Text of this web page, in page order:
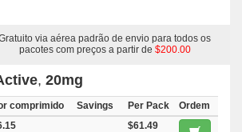
,Aggrenox Caps, Viagra With Fluoxetine,
Plus,Cabgolin, Bimat, Epivir Hbv, Tadacip,
Keflex
via aérea padrão de envio para todos os
pacotes com preços a partir de $200.00
, 20mg
comprimido Savings Per Pack
Ordem
$61.49